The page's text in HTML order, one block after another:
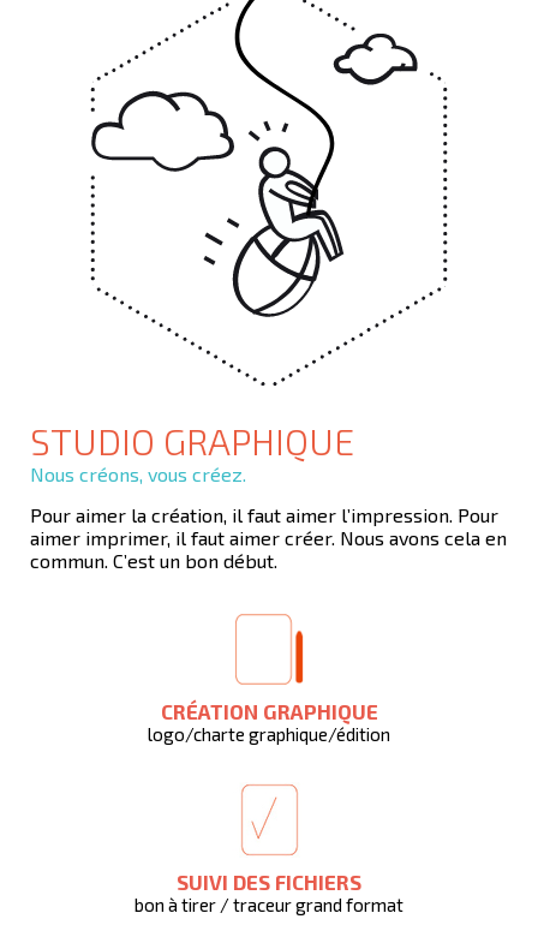
STUDIO GRAPHIQUE
Nous créons, vous créez.
Pour aimer la création, il faut aimer l’impression. Pour
aimer imprimer, il faut aimer créer. Nous avons cela en
commun. C’est un bon début.
CRÉATION GRAPHIQUE
logo/charte graphique/édition
SUIVI DES FICHIERS
bon à tirer / traceur grand format